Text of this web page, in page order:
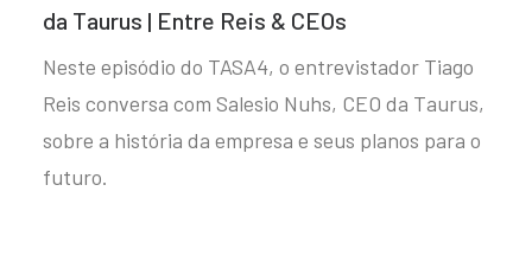
da Taurus | Entre Reis & CEOs
Neste episódio do TASA4, o entrevistador Tiago
Reis conversa com Salesio Nuhs, CEO da Taurus,
sobre a história da empresa e seus planos para o
futuro.